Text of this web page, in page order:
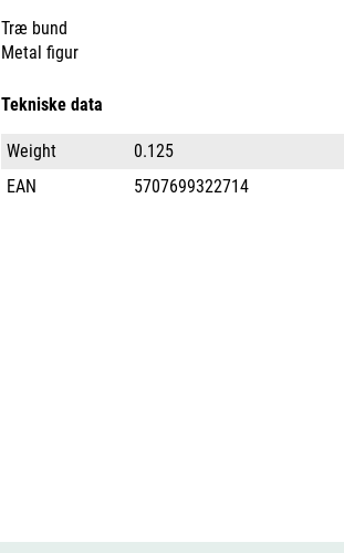
Træ bund
Metal figur
Tekniske data
Weight
0.125
EAN
5707699322714